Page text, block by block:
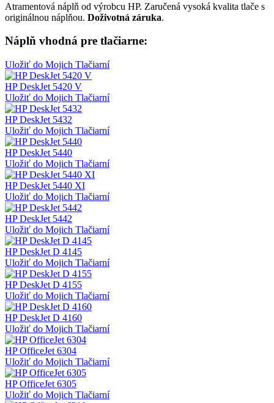
Atramentová náplň od výrobcu HP. Zaručená vysoká kvalita tlače s
originálnou náplňou. Doživotná záruka.
Náplň vhodná pre tlačiarne:
Uložiť do Mojich Tlačiarní
HP DeskJet 5420 V
Uložiť do Mojich Tlačiarní
HP DeskJet 5432
Uložiť do Mojich Tlačiarní
HP DeskJet 5440
Uložiť do Mojich Tlačiarní
HP DeskJet 5440 XI
Uložiť do Mojich Tlačiarní
HP DeskJet 5442
Uložiť do Mojich Tlačiarní
HP DeskJet D 4145
Uložiť do Mojich Tlačiarní
HP DeskJet D 4155
Uložiť do Mojich Tlačiarní
HP DeskJet D 4160
Uložiť do Mojich Tlačiarní
HP OfficeJet 6304
Uložiť do Mojich Tlačiarní
HP OfficeJet 6305
Uložiť do Mojich Tlačiarní